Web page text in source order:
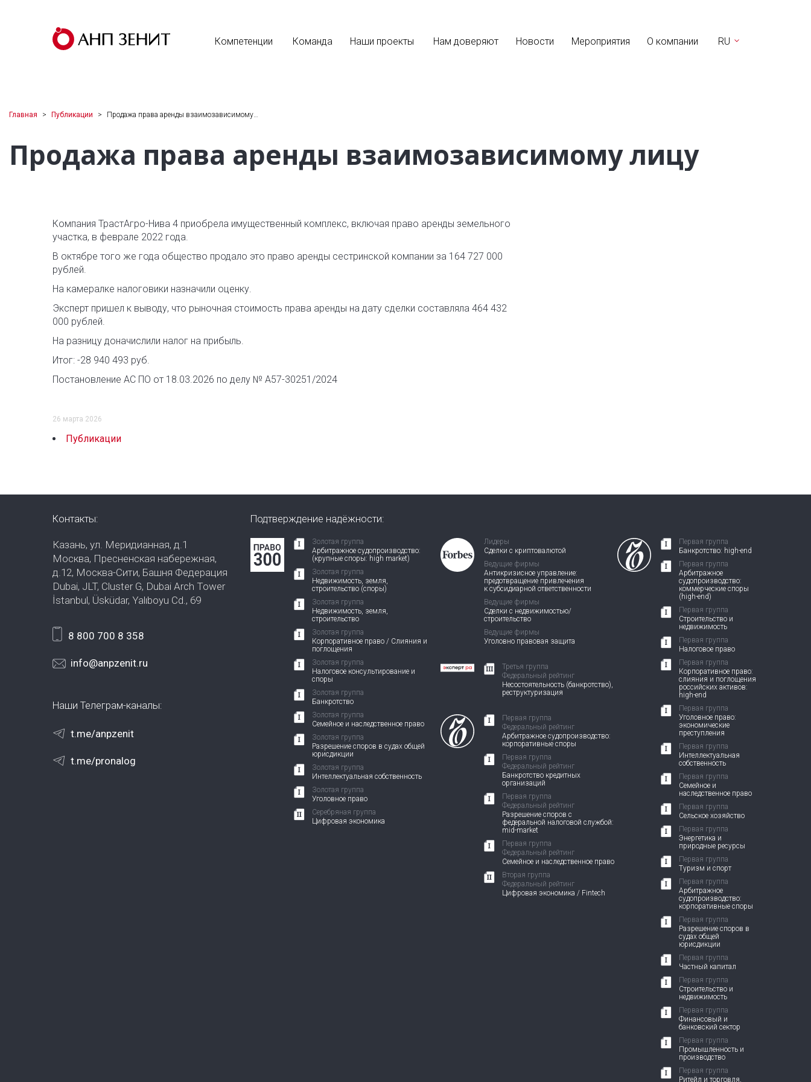
Компетенции Команда Наши проекты Нам доверяют Новости Мероприятия О компании RU
Главная Публикации Продажа права аренды взаимозависимому…
Продажа права аренды взаимозависимому лицу
Компания ТрастАгро-Нива 4 приобрела имущественный комплекс, включая право аренды земельного
участка, в феврале 2022 года.
В октябре того же года общество продало это право аренды сестринской компании за 164 727 000
рублей.
На камералке налоговики назначили оценку.
Эксперт пришел к выводу, что рыночная стоимость права аренды на дату сделки составляла 464 432
000 рублей.
На разницу доначислили налог на прибыль.
Итог: -28 940 493 руб.
Постановление АС ПО от 18.03.2026 по делу № А57-30251/2024
26 марта 2026
Публикации
Контакты:
Казань, ул. Меридианная, д.1
Москва, Пресненская набережная,
д.12, Москва-Сити, Башня Федерация
Dubai, JLT, Cluster G, Dubai Arch Tower
İstanbul, Üsküdar, Yalıboyu Cd., 69
8 800 700 8 358
info@anpzenit.ru
Наши Телеграм-каналы:
t.me/anpzenit
t.me/pronalog
Подтверждение надёжности:
Золотая группа
Арбитражное судопроизводство:
(крупные споры: high market)
Золотая группа
Недвижимость, земля,
строительство (споры)
Золотая группа
Недвижимость, земля,
строительство
Золотая группа
Корпоративное право / Слияния и
поглощения
Золотая группа
Налоговое консультирование и
споры
Золотая группа
Банкротство
Золотая группа
Семейное и наследственное право
Золотая группа
Разрешение споров в судах общей
юрисдикции
Золотая группа
Интеллектуальная собственность
Золотая группа
Уголовное право
Серебряная группа
Цифровая экономика
Лидеры
Сделки с криптовалютой
Ведущие фирмы
Антикризисное управление:
предотвращение привлечения
к субсидиарной ответственности
Ведущие фирмы
Сделки с недвижимостью/
строительство
Ведущие фирмы
Уголовно правовая защита
Третья группа
Федеральный рейтинг
Несостоятельность (банкротство),
реструктуризация
Первая группа
Федеральный рейтинг
Арбитражное судопроизводство:
корпоративные споры
Первая группа
Федеральный рейтинг
Банкротство кредитных
организаций
Первая группа
Федеральный рейтинг
Разрешение споров с
федеральной налоговой службой:
mid-market
Первая группа
Федеральный рейтинг
Семейное и наследственное право
Вторая группа
Федеральный рейтинг
Цифровая экономика / Fintech
Первая группа
Банкротство: high-end
Первая группа
Арбитражное
судопроизводство:
коммерческие споры
(high-end)
Первая группа
Строительство и
недвижимость
Первая группа
Налоговое право
Первая группа
Корпоративное право:
слияния и поглощения
российских активов:
high-end
Первая группа
Уголовное право:
экономические
преступления
Первая группа
Интеллектуальная
собственность
Первая группа
Семейное и
наследственное право
Первая группа
Сельское хозяйство
Первая группа
Энергетика и
природные ресурсы
Первая группа
Туризм и спорт
Первая группа
Арбитражное
судопроизводство:
корпоративные споры
Первая группа
Разрешение споров в
судах общей
юрисдикции
Первая группа
Частный капитал
Первая группа
Строительство и
недвижимость
Первая группа
Финансовый и
банковский сектор
Первая группа
Промышленность и
производство
Первая группа
Ритейл и торговля,